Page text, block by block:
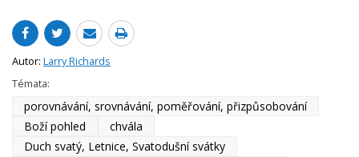
Autor: Larry Richards
Témata:
porovnávání, srovnávání, poměřování, přizpůsobování
Boží pohled
chvála
Duch svatý, Letnice, Svatodušní svátky